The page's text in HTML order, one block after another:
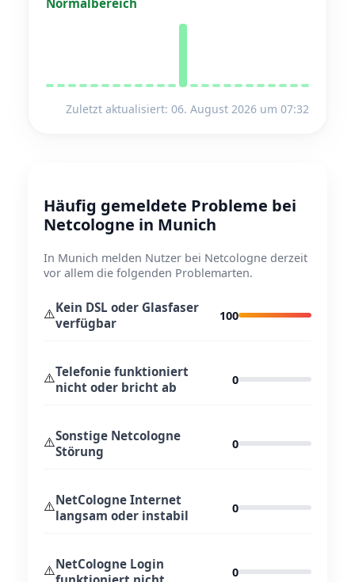
Normalbereich
Zuletzt aktualisiert: 06. August 2026 um 07:32
Häufig gemeldete Probleme bei
Netcologne in Munich
In Munich melden Nutzer bei Netcologne derzeit
vor allem die folgenden Problemarten.
⚠️Kein DSL oder Glasfaser
verfügbar
100
⚠️Telefonie funktioniert
nicht oder bricht ab
0
⚠️Sonstige Netcologne
Störung
0
⚠️NetCologne Internet
langsam oder instabil
0
⚠️NetCologne Login
0